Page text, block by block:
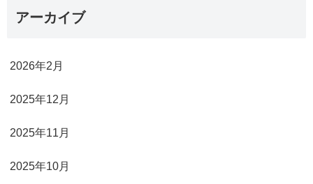
アーカイブ
2026年2月
2025年12月
2025年11月
2025年10月